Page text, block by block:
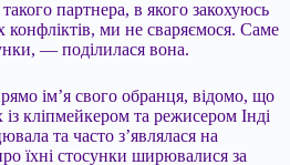
партнера, в якого закохуюсь
ми не сваряємося. Саме
— поділилася вона.
ім’я свого обранця, відомо, що
кліпмейкером та режисером Інді
та часто з’являлася на
їхні стосунки ширювалися за